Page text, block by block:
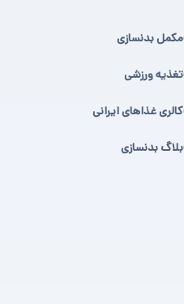
مکمل بدنسازی
تغذیه ورزشی
کالری غذاهای ایرانی
بلاگ بدنسازی